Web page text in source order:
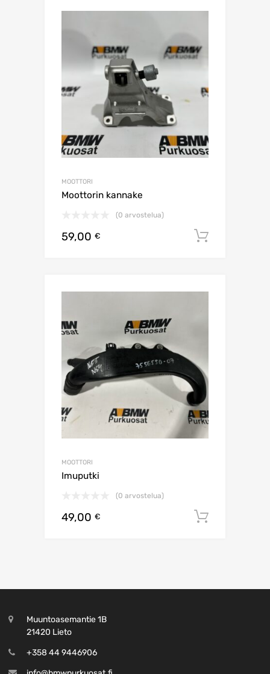
MOOTTORI
Moottorin kannake
(0 arvostelua)
59,00 €
MOOTTORI
Imuputki
(0 arvostelua)
49,00 €
Muuntoasemantie 1B
21420 Lieto
+358 44 9446906